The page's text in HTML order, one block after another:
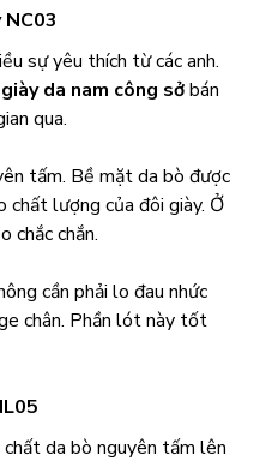
NC03
sự yêu thích từ các anh.
giày da nam công sởbán
qua.
tấm. Bề mặt da bò được
chất lượng của đôi giày. Ở
chắc chắn.
cần phải lo đau nhức
chân. Phần lót này tốt
da bò nguyên tấm lên